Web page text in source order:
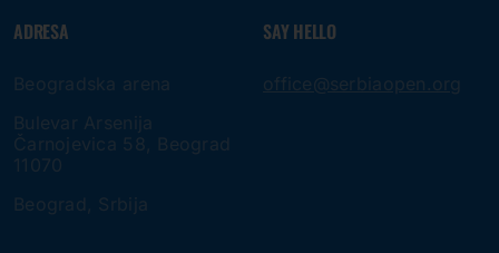
ADRESA
Beogradska arena
Bulevar Arsenija
Čarnojevica 58, Beograd
11070
Beograd, Srbija
SAY HELLO
office@serbiaopen.org